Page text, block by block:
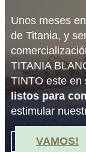
Unos meses
de Titania, y
TITANIA
TINTO este en
listos para
estimular
VAMOS!